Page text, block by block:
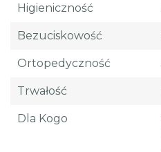
Higieniczność
Bezuciskowość
Ortopedyczność
Trwałość
Dla Kogo